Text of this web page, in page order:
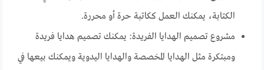
الكتابة، يمكنك العمل ككاتبة حرة أو محررة.
مشروع تصميم الهدايا الفريدة: يمكنك تصميم هدايا فريدة
ومبتكرة مثل الهدايا المخصصة والهدايا اليدوية ويمكنك بيعها في